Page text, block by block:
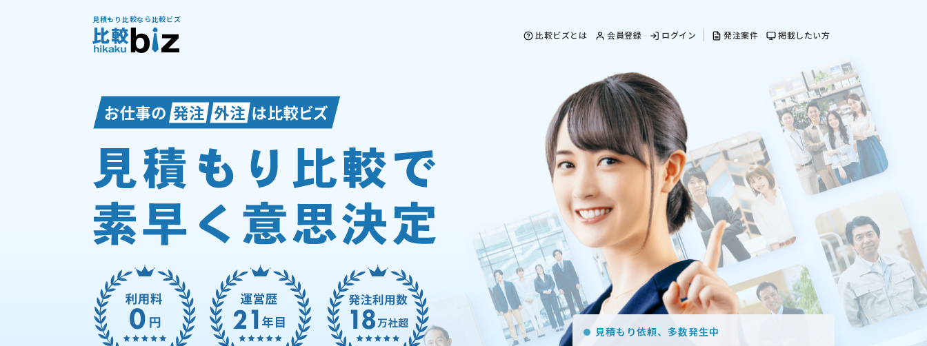
見積もり比較なら比較ビズ
比較ビズとは 会員登録 ログイン 発注案件 掲載したい方
見積もり依頼、多数発生中
toB業界のブランディングに特化し
た動画を作りたい
製造業での実績が多いホームページ